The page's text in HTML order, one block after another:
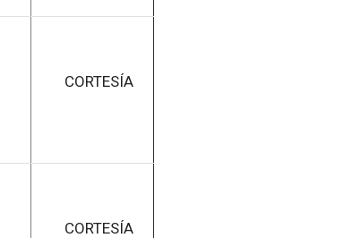
CORTESÍA
CORTESÍA